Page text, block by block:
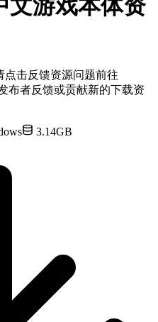
文游戏本体资
点击反馈资源问题前往
布者反馈或贡献新的下载资
3.14GB